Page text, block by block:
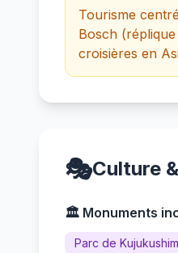
Tourisme
Bosch
croisières en
🎭Culture
🏛️ Monuments
Parc de